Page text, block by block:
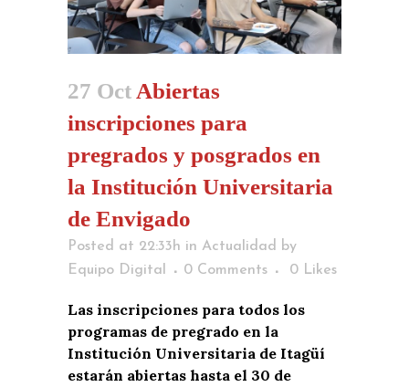
27 Oct Abiertas
inscripciones para
pregrados y posgrados en
la Institución Universitaria
de Envigado
Posted at 22:33h in Actualidad
by
Equipo Digital
0 Comments 0 Likes
Las inscripciones para todos los
programas de pregrado en la
Institución Universitaria de Itagüí
estarán abiertas hasta el 30 de